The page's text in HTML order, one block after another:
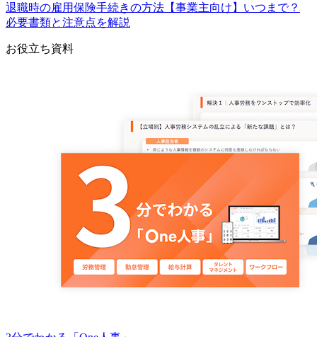
退職時の雇用保険手続きの方法【事業主向け】いつまで？
必要書類と注意点を解説
お役立ち資料